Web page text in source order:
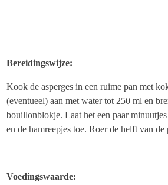
Bereidingswijze:
Kook de asperges in een ruime pan met
(eventueel) aan met water tot 250 ml en
bouillonblokje. Laat het een paar
en de hamreepjes toe. Roer de helft van
Voedingswaarde: